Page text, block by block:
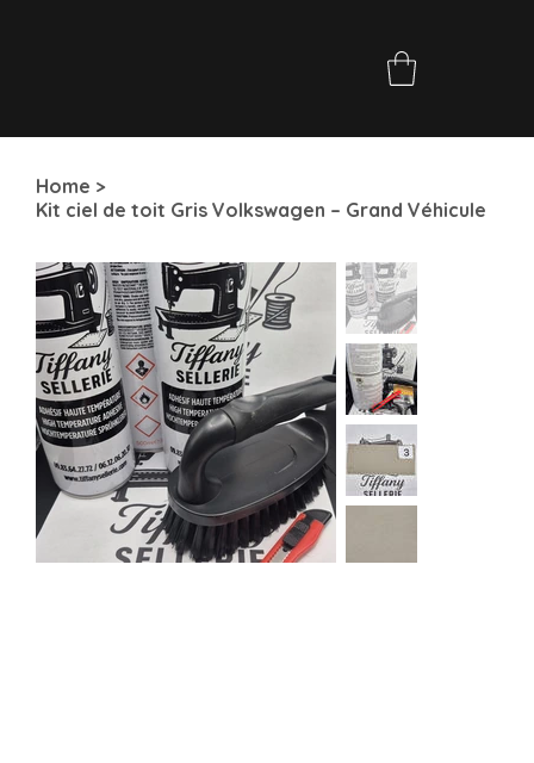
Home >
Kit ciel de toit Gris Volkswagen – Grand Véhicule